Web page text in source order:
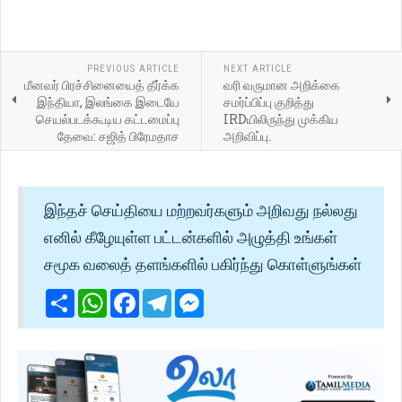
PREVIOUS ARTICLE
மீனவர் பிரச்சினையைத் தீர்க்க
இந்தியா, இலங்கை இடையே
செயல்படக்கூடிய கட்டமைப்பு
தேவை: சஜித் பிரேமதாச
NEXT ARTICLE
வரி வருமான அறிக்கை
சமர்ப்பிப்பு குறித்து
IRDயிலிருந்து முக்கிய
அறிவிப்பு.
இந்தச் செய்தியை மற்றவர்களும் அறிவது நல்லது
எனில் கீழேயுள்ள பட்டன்களில் அழுத்தி உங்கள்
சமூக வலைத் தளங்களில் பகிர்ந்து கொள்ளுங்கள்
ShareWhatsApp
Facebook
Telegram